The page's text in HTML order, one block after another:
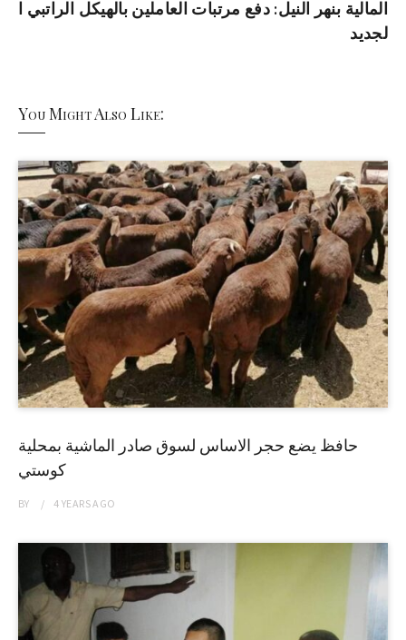
المالية بنهر النيل: دفع مرتبات العاملين بالهيكل الراتبي ا
لجديد
You Might Also Like:
حافظ يضع حجر الاساس لسوق صادر الماشية بمحلية
كوستي
BY 4 YEARSAGO